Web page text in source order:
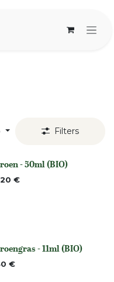
Filters
- 50ml (BIO)
€
- 11ml (BIO)
€